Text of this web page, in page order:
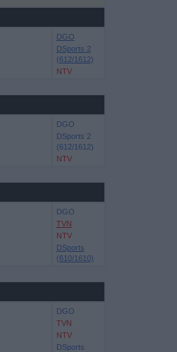
DGO
DSports 2
(612/1612)
NTV
DGO
DSports 2
(612/1612)
NTV
DGO
TVN
NTV
DSports
(610/1610)
DGO
TVN
NTV
DSports